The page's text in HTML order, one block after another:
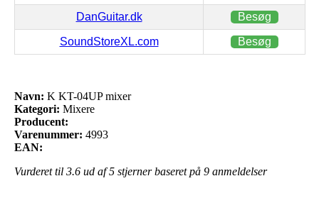
DanGuitar.dk Besøg
SoundStoreXL.com Besøg
Navn: K KT-04UP mixer
Kategori: Mixere
Producent:
Varenummer: 4993
EAN:
Vurderet til 3.6 ud af 5 stjerner baseret på 9 anmeldelser